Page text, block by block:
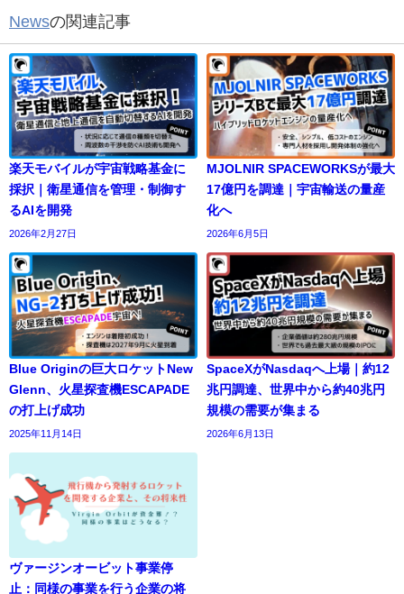
Newsの関連記事
楽天モバイルが宇宙戦略基金に
採択｜衛星通信を管理・制御す
るAIを開発
2026年2月27日
MJOLNIR SPACEWORKSが最大
17億円を調達｜宇宙輸送の量産
化へ
2026年6月5日
Blue Originの巨大ロケットNew
Glenn、火星探査機ESCAPADE
の打上げ成功
2025年11月14日
SpaceXがNasdaqへ上場｜約12
兆円調達、世界中から約40兆円
規模の需要が集まる
2026年6月13日
ヴァージンオービット事業停
止：同様の事業を行う企業の将